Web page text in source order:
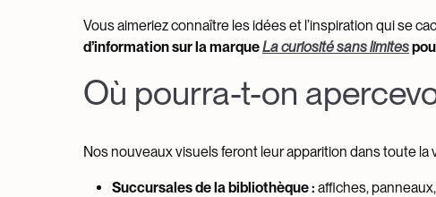
Vous aimeriez connaître les idées et l’inspiration qui se
d’information sur la marqueLa curiosité sans limites
Où pourra-t-on
Nos nouveaux visuels feront leur apparition dans toute la
Succursales de la bibliothèque : affiches,